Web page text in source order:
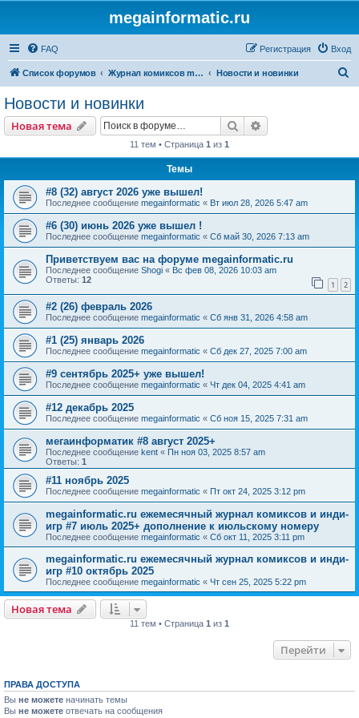
megainformatic.ru
FAQ Вход
Регистрация
Список форумов Журнал комиксов megainformatic.ru Новости и новинки
Новости и новинки
Новая тема Поиск
11 тем • Страница 1 из 1
Темы
#8 (32) август 2026 уже вышел!
Последнее сообщение megainformatic « Вт июл 28, 2026 5:47 am
#6 (30) июнь 2026 уже вышел !
Последнее сообщение megainformatic « Сб май 30, 2026 7:13 am
Приветствуем вас на форуме megainformatic.ru
Последнее сообщение Shogi « Вс фев 08, 2026 10:03 am
Ответы: 12 1 2
#2 (26) февраль 2026
Последнее сообщение megainformatic « Сб янв 31, 2026 4:58 am
#1 (25) январь 2026
Последнее сообщение megainformatic « Сб дек 27, 2025 7:00 am
#9 сентябрь 2025+ уже вышел!
Последнее сообщение megainformatic « Чт дек 04, 2025 4:41 am
#12 декабрь 2025
Последнее сообщение megainformatic « Сб ноя 15, 2025 7:31 am
мегаинформатик #8 август 2025+
Последнее сообщение kent « Пн ноя 03, 2025 8:57 am
Ответы: 1
#11 ноябрь 2025
Последнее сообщение megainformatic « Пт окт 24, 2025 3:12 pm
megainformatic.ru ежемесячный журнал комиксов и инди-
игр #7 июль 2025+ дополнение к июльскому номеру
Последнее сообщение megainformatic « Сб окт 11, 2025 3:11 pm
megainformatic.ru ежемесячный журнал комиксов и инди-
игр #10 октябрь 2025
Последнее сообщение megainformatic « Чт сен 25, 2025 5:22 pm
Новая тема
11 тем • Страница 1 из 1
Перейти
ПРАВА ДОСТУПА
Вы не можете начинать темы
Вы не можете отвечать на сообщения